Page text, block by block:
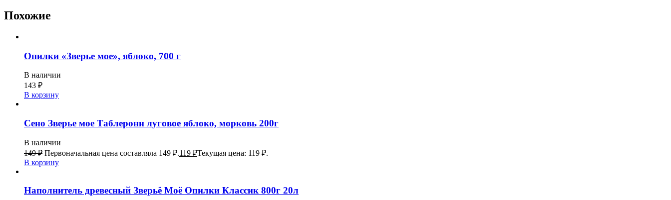
Похожие
Опилки «Зверье мое», яблоко, 700 г
В наличии
143 ₽
В корзину
Сено Зверье мое Таблеронн луговое яблоко, морковь 200г
В наличии
149₽ Первоначальная цена составляла 149 ₽.119 ₽Текущая цена: 119 ₽.
В корзину
Наполнитель древесный Зверьё Моё Опилки Классик 800г 20л